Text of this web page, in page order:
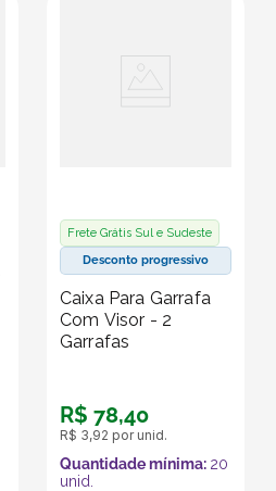
Frete Grátis Sul e Sudeste
Desconto progressivo
Caixa Para Garrafa
Com Visor - 2
Garrafas
R$ 78,40
R$ 3,92 por unid.
Quantidade mínima: 20
unid.